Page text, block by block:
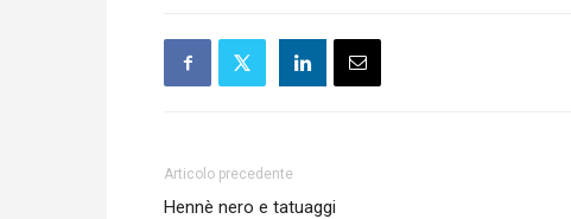
Articolo precedente
Hennè nero e tatuaggi